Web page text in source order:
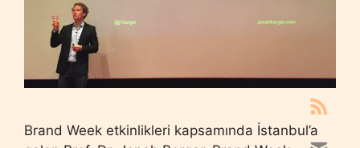
Brand Week etkinlikleri kapsamında İstanbul’a